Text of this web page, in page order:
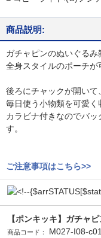
商品説明:
ガチャピンのぬいぐる
全身スタイルのポーチが
後ろにチャックが開いて、
毎日使う小物類を可愛く
カラビナ付きなのでバ
す。
ご注意事項はこちら>>
【ポンキッキ】ガチャ
商品コード： M027-I08-